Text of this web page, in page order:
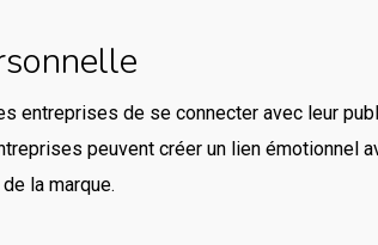
entreprises de se connecter avec leur
peuvent créer un lien émotionnel
la marque.